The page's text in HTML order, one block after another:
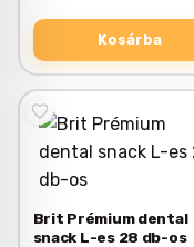
Kosárba
Brit Prémium dental
snack L-es 28 db-os